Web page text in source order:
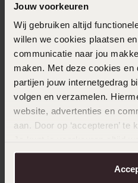
Jouw voorkeuren
Wij gebruiken altijd
willen we cookies plaatsen
communicatie naar jou
maken. Met deze cookies en
partijen jouw internetgedrag
volgen en verzamelen.
website, advertenties en
aan. Door op ‘accepteren’
over in onscookiebeleid.
Ook leuk voor